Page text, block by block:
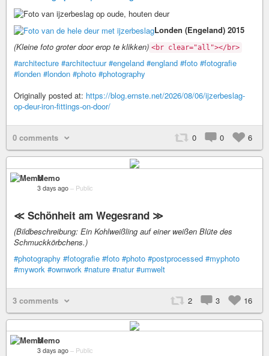
Londen (Engeland) 2015
(Kleine foto groter door erop te klikken) <br clear="all"></br>
#architecture #architectuur #engeland #england #foto #fotografie
#londen #london #photo #photography
Originally posted at: https://blog.ernste.net/2026/08/06/ijzerbeslag-
op-deur-iron-fittings-on-door/
0 comments 0 0 6
Memo
3 days ago – Public
≪ Schönheit am Wegesrand ≫
(Bildbeschreibung: Ein Kohlweißling auf einer weißen Blüte des
Schmuckkörbchens.)
#photography #fotografie #foto #photo #postprocessed #myphoto
#mywork #ownwork #nature #natur #umwelt
3 comments 2 3 16
Memo
3 days ago – Public